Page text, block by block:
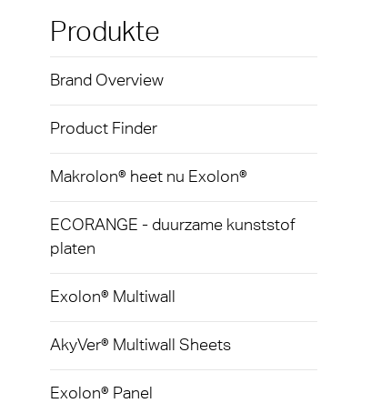
Produkte
Brand Overview
Product Finder
Makrolon® heet nu Exolon®
ECORANGE - duurzame kunststof
platen
Exolon® Multiwall
AkyVer® Multiwall Sheets
Exolon® Panel